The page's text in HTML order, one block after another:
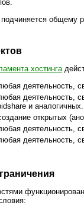
общему
хостинга
деятельность,
деятельность,
и аналогичных.
открытых
деятельность,
деятельность,